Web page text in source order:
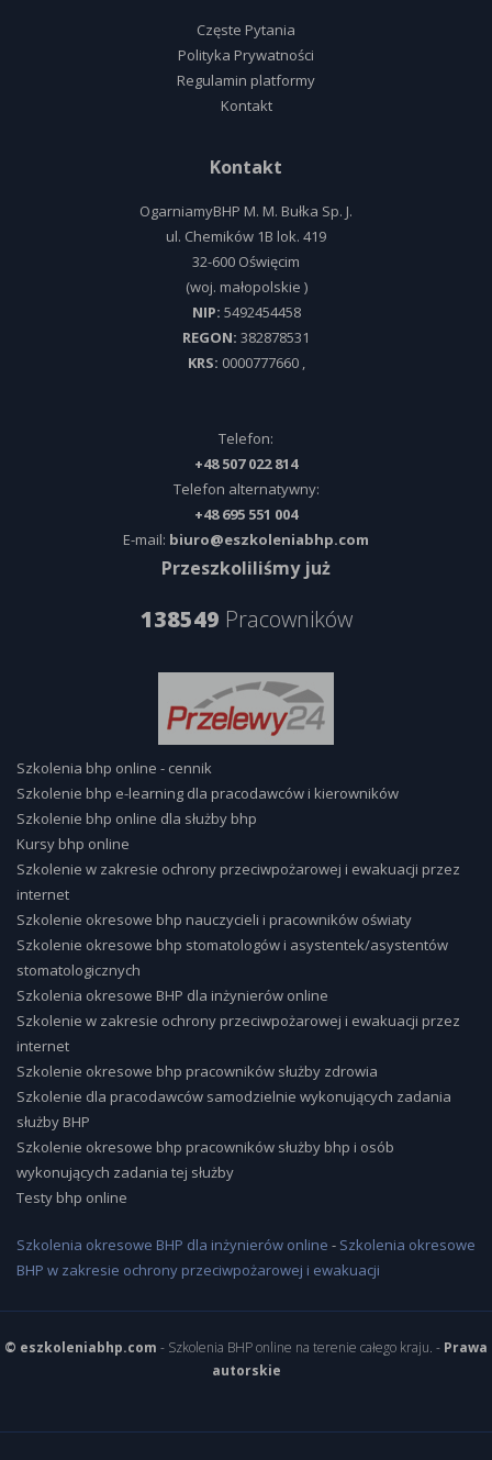
Częste Pytania
Polityka Prywatności
Regulamin platformy
Kontakt
Kontakt
OgarniamyBHP M. M. Bułka Sp. J.
ul. Chemików 1B lok. 419
32-600 Oświęcim
(woj. małopolskie )
NIP: 5492454458
REGON: 382878531
KRS: 0000777660,
Telefon:
+48 507 022 814
Telefon alternatywny:
+48 695 551 004
E-mail: biuro@eszkoleniabhp.com
Przeszkoliliśmy już
138549 Pracowników
Szkolenia bhp online - cennik
Szkolenie bhp e-learning dla pracodawców i kierowników
Szkolenie bhp online dla służby bhp
Kursy bhp online
Szkolenie w zakresie ochrony przeciwpożarowej i ewakuacji przez
internet
Szkolenie okresowe bhp nauczycieli i pracowników oświaty
Szkolenie okresowe bhp stomatologów i asystentek/asystentów
stomatologicznych
Szkolenia okresowe BHP dla inżynierów online
Szkolenie w zakresie ochrony przeciwpożarowej i ewakuacji przez
internet
Szkolenie okresowe bhp pracowników służby zdrowia
Szkolenie dla pracodawców samodzielnie wykonujących zadania
służby BHP
Szkolenie okresowe bhp pracowników służby bhp i osób
wykonujących zadania tej służby
Testy bhp online
Szkolenia okresowe BHP dla inżynierów online - Szkolenia okresowe
BHP w zakresie ochrony przeciwpożarowej i ewakuacji
© eszkoleniabhp.com - Szkolenia BHP online na terenie całego kraju. - Prawa
autorskie